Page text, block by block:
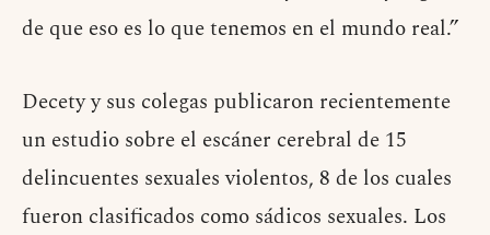
de que eso es lo que tenemos en el mundo real.”
Decety y sus colegas publicaron recientemente
un estudio sobre el escáner cerebral de 15
delincuentes sexuales violentos, 8 de los cuales
fueron clasificados como sádicos sexuales. Los